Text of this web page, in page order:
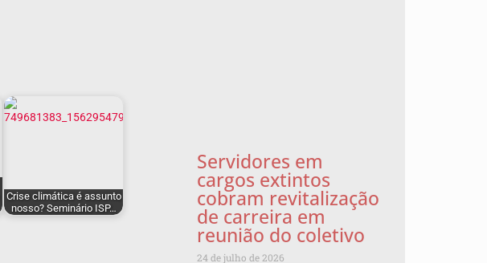
Crise climática é assunto
nosso? Seminário ISP…
Servidores em
cargos extintos
cobram revitalização
de carreira em
reunião do coletivo
24 de julho de 2026